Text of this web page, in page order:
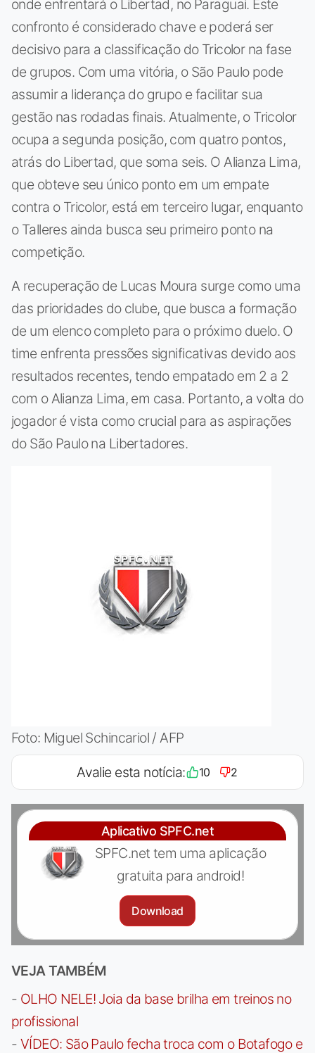
onde enfrentará o Libertad, no Paraguai. Este
confronto é considerado chave e poderá ser
decisivo para a classificação do Tricolor na fase
de grupos. Com uma vitória, o São Paulo pode
assumir a liderança do grupo e facilitar sua
gestão nas rodadas finais. Atualmente, o Tricolor
ocupa a segunda posição, com quatro pontos,
atrás do Libertad, que soma seis. O Alianza Lima,
que obteve seu único ponto em um empate
contra o Tricolor, está em terceiro lugar, enquanto
o Talleres ainda busca seu primeiro ponto na
competição.
A recuperação de Lucas Moura surge como uma
das prioridades do clube, que busca a formação
de um elenco completo para o próximo duelo. O
time enfrenta pressões significativas devido aos
resultados recentes, tendo empatado em 2 a 2
com o Alianza Lima, em casa. Portanto, a volta do
jogador é vista como crucial para as aspirações
do São Paulo na Libertadores.
Foto: Miguel Schincariol / AFP
Avalie esta notícia: 10 2
Aplicativo SPFC.net
SPFC.net tem uma aplicação
gratuita para android!
Download
VEJA TAMBÉM
- OLHO NELE! Joia da base brilha em treinos no
profissional
- VÍDEO: São Paulo fecha troca com o Botafogo e